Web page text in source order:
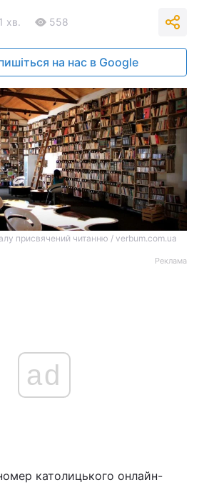
1 хв. 558
на нас в Google
присвячений читанню / verbum.com.ua
Реклама
ad
католицького онлайн-